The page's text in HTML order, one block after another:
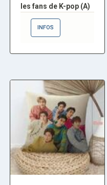
les fans de K-pop (A)
INFOS